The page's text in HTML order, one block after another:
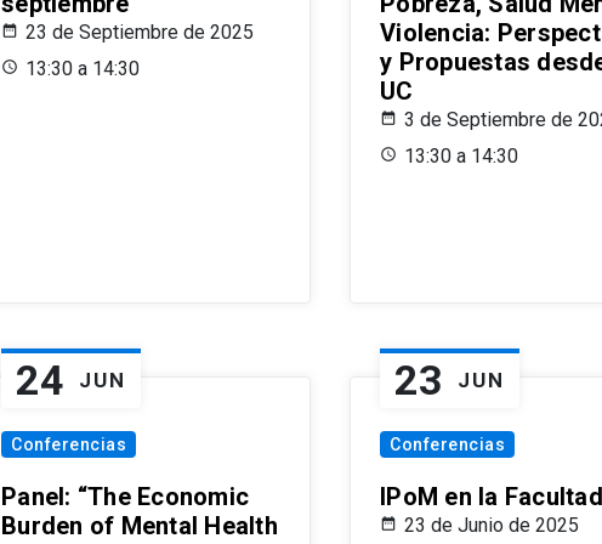
23 de Septiembre de 2025
13:30 a 14:30
Violencia:
y Propuestas
UC
3 de Septiembre de
13:30 a 14:30
24 JUN
Conferencias
Panel: “The Economic
Burden of Mental Health
23 JUN
Conferencias
IPoM en la Facultad
23 de Junio de 2025